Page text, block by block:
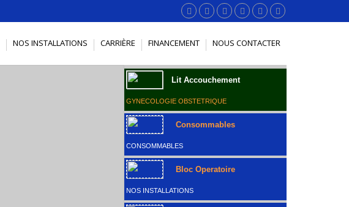
NOS INSTALLATIONS CARRIÈRE FINANCEMENT NOUS CONTACTER
Lit Accouchement
GYNECOLOGIE OBSTETRIQUE
Consommables
CONSOMMABLES
Bloc Operatoire
NOS INSTALLATIONS